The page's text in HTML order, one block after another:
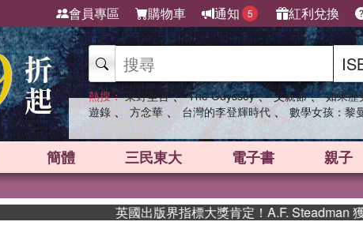
會員專區 購物車 通知 5 紅利兌換
熱搜： 東野圭吾 、 The Odyssey 、 父親節 、 如果歷
遊錄 、 方念華 、 台灣的李登輝時代 、 數學女孩：黎
簡體 三民東大 電子書 親子
英國出版界指標大獎肯定！A.F. Steadman 獲